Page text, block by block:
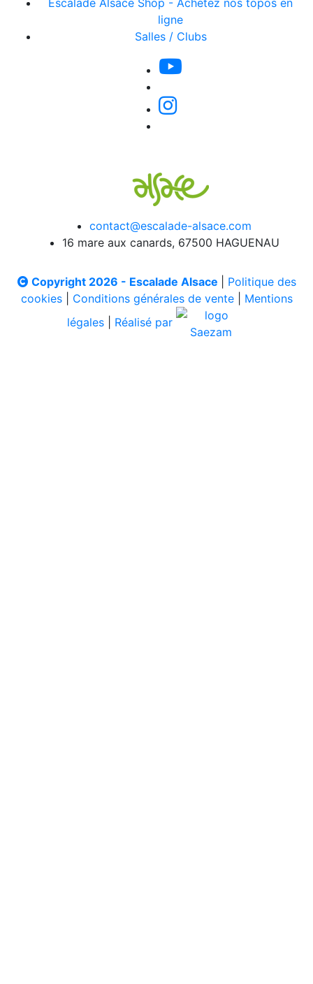
Escalade Alsace Shop - Achetez nos topos en
ligne
Salles / Clubs
contact@escalade-alsace.com
16 mare aux canards, 67500 HAGUENAU
Copyright 2026 - Escalade Alsace
Politique des
cookies| Conditions générales de vente| Mentions
légales
Réalisé par